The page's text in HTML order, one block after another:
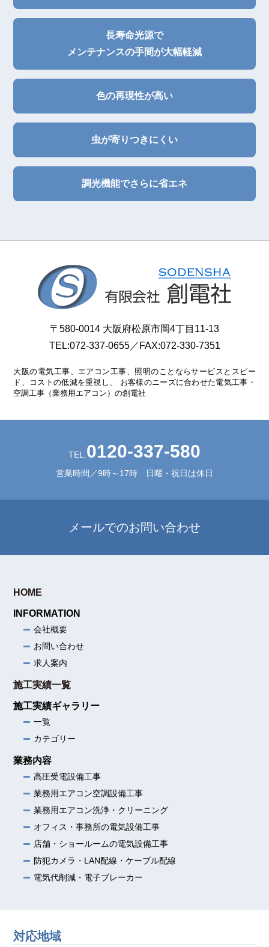
長寿命光源で
メンテナンスの手間が大幅軽減
色の再現性が高い
虫が寄りつきにくい
調光機能でさらに省エネ
〒580-0014 大阪府松原市岡4丁目11-13
TEL:072-337-0655／FAX:072-330-7351
大阪の電気工事、エアコン工事、照明のことならサービスとスピー
ド、コストの低減を重視し、
お客様のニーズに合わせた電気工事・
空調工事（業務用エアコン）の創電社
TEL. 0120-337-580
営業時間／9時～17時 日曜・祝日は休日
メールでのお問い合わせ
HOME
INFORMATION
会社概要
お問い合わせ
求人案内
施工実績一覧
施工実績ギャラリー
一覧
カテゴリー
業務内容
高圧受電設備工事
業務用エアコン空調設備工事
業務用エアコン洗浄・クリーニング
オフィス・事務所の電気設備工事
店舗・ショールームの電気設備工事
防犯カメラ・LAN配線・ケーブル配線
電気代削減・電子ブレーカー
対応地域